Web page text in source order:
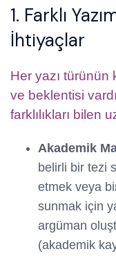
1. Farklı
İhtiyaçlar
Her yazı türünün
ve beklentisi
farklılıkları bilen
Akademik
belirli bir tezi
etmek veya
sunmak için
argüman
(akademik